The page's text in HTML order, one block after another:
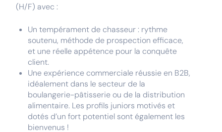
(H/F) avec :
Un tempérament de chasseur : rythme
soutenu, méthode de prospection efficace,
et une réelle appétence pour la conquête
client.
Une expérience commerciale réussie en B2B,
idéalement dans le secteur de la
boulangerie-pâtisserie ou de la distribution
alimentaire. Les profils juniors motivés et
dotés d’un fort potentiel sont également les
bienvenus !